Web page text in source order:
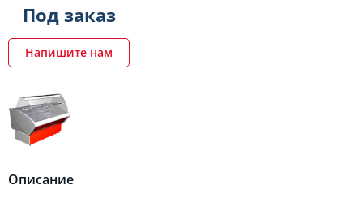
Под заказ
Напишите нам
Описание